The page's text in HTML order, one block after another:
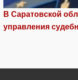
В Саратовской
управления